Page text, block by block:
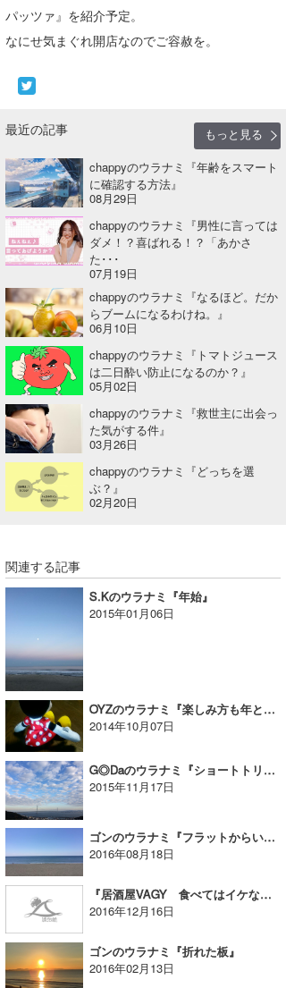
パッツァ』を紹介予定。
なにせ気まぐれ開店なのでご容赦を。
最近の記事
もっと見る
chappyのウラナミ『年齢をスマート
に確認する方法』
08月29日
chappyのウラナミ『男性に言っては
ダメ！？喜ばれる！？「あかさ
た･･･
07月19日
chappyのウラナミ『なるほど。だか
らブームになるわけね。』
06月10日
chappyのウラナミ『トマトジュース
は二日酔い防止になるのか？』
05月02日
chappyのウラナミ『救世主に出会っ
た気がする件』
03月26日
chappyのウラナミ『どっちを選
ぶ？』
02月20日
関連する記事
S.Kのウラナミ『年始』
2015年01月06日
OYZのウラナミ『楽しみ方も年と共に変わるようです』
2014年10月07日
G◎Daのウラナミ『ショートトリップ～徳島編～』
2015年11月17日
ゴンのウラナミ『フラットからいつ上がるかな。』
2016年08月18日
『居酒屋VAGY 食べてはイケないものほど美味しい』
2016年12月16日
ゴンのウラナミ『折れた板』
2016年02月13日